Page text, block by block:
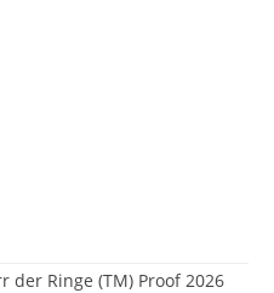
der Ringe (TM) Proof 2026